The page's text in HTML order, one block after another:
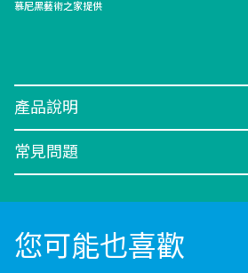
慕尼黑藝術之家提供
產品說明
常見問題
您可能也喜歡